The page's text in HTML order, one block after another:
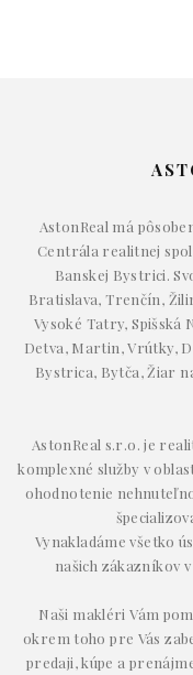
AstonReal má
Centrála realitnej
Banskej Bystrici.
Bratislava, Trenčín,
Vysoké Tatry, Spišská
Detva, Martin, Vrútky,
Bystrica, Bytča, Žiar
AstonReal s.r.o. je
komplexné služby v
ohodnotenie
Vynakladáme všetko
našich zákazníkov
Naši makléri Vám
okrem toho pre Vás
predaji, kúpe a